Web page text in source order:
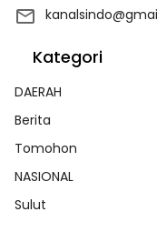
Kategori
DAERAH
Berita
Tomohon
NASIONAL
Sulut